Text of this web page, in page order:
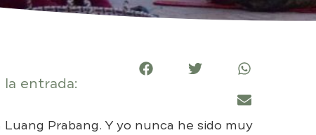
entrada:
Prabang. Y yo nunca he sido muy